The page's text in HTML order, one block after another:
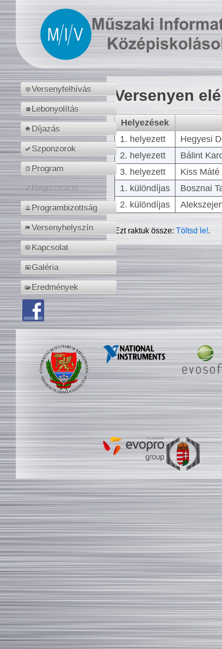
Versenyfelhívás
Lebonyolítás
Díjazás
Szponzorok
Program
Regisztráció
Programbizottság
Versenyhelyszín
Kapcsolat
Galéria
Eredmények
Versenyen
Helyezések
1. helyezett
Hegyesi
2. helyezett
Bálint
3. helyezett
Kiss
1. különdíjas
Bosznai
2. különdíjas
Ezt raktuk össze:Töltsd le!.